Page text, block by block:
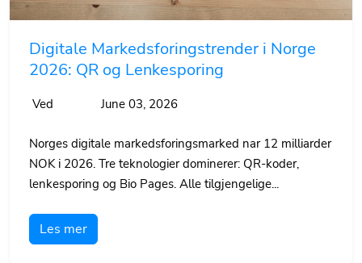
Digitale Markedsforingstrender i Norge
2026: QR og Lenkesporing
Ved June 03, 2026
Norges digitale markedsforingsmarked nar 12 milliarder
NOK i 2026. Tre teknologier dominerer: QR-koder,
lenkesporing og Bio Pages. Alle tilgjengelige...
Les mer